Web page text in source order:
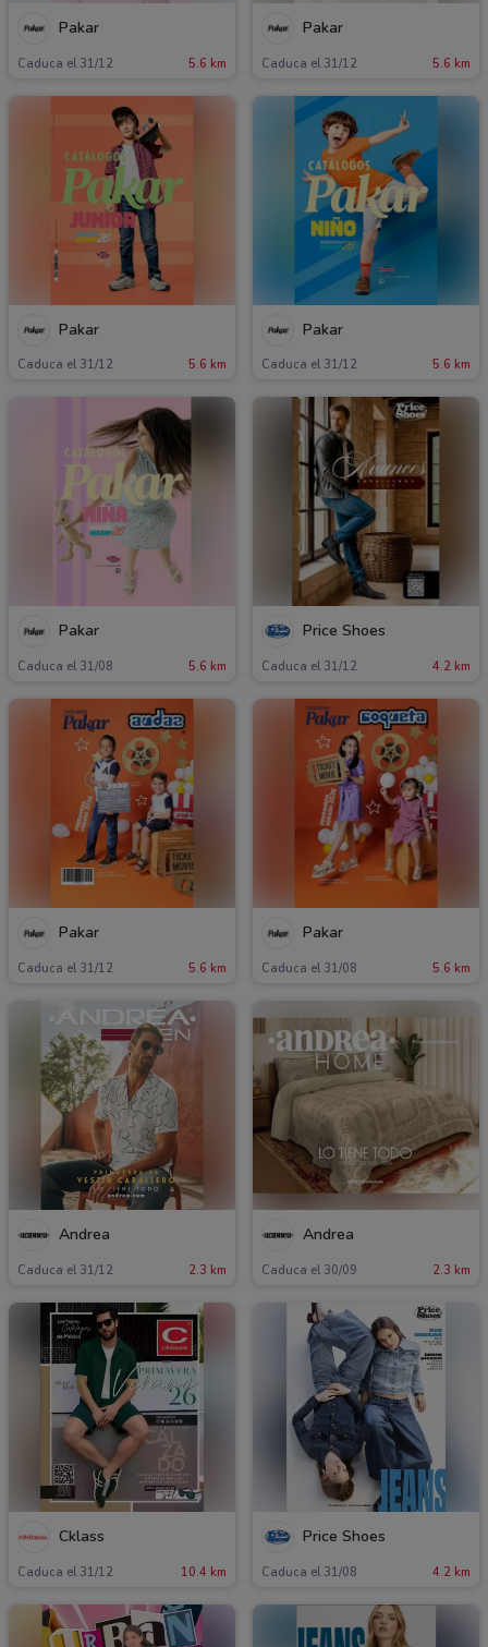
Pakar
Caduca el 31/12 5.6 km
Pakar
Caduca el 31/12 5.6 km
Pakar
Caduca el 31/12 5.6 km
Pakar
Caduca el 31/12 5.6 km
Pakar
Caduca el 31/08 5.6 km
Price Shoes
Caduca el 31/12 4.2 km
Pakar
Caduca el 31/12 5.6 km
Pakar
Caduca el 31/08 5.6 km
Andrea
Caduca el 31/12 2.3 km
Andrea
Caduca el 30/09 2.3 km
Cklass
Caduca el 31/12 10.4 km
Price Shoes
Caduca el 31/08 4.2 km